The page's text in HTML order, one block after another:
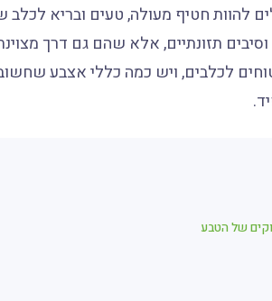
להוות חטיף מעולה, טעים ובריא
וסיבים תזונתיים, אלא שהם גם דרך
לכלבים, ויש כמה כללי אצבע שחשוב
של הטבע